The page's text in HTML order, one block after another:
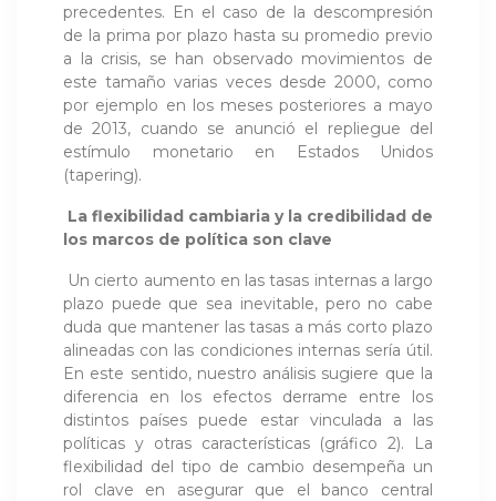
precedentes. En el caso de la descompresión
de la prima por plazo hasta su promedio previo
a la crisis, se han observado movimientos de
este tamaño varias veces desde 2000, como
por ejemplo en los meses posteriores a mayo
de 2013, cuando se anunció el repliegue del
estímulo monetario en Estados Unidos
(tapering).
La flexibilidad cambiaria y la credibilidad de
los marcos de política son clave
Un cierto aumento en las tasas internas a largo
plazo puede que sea inevitable, pero no cabe
duda que mantener las tasas a más corto plazo
alineadas con las condiciones internas sería útil.
En este sentido, nuestro análisis sugiere que la
diferencia en los efectos derrame entre los
distintos países puede estar vinculada a las
políticas y otras características (gráfico 2). La
flexibilidad del tipo de cambio desempeña un
rol clave en asegurar que el banco central